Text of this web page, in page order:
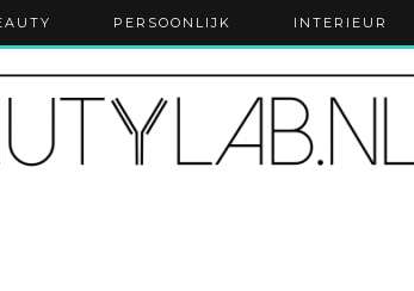
PERSOONLIJK INTERIEUR